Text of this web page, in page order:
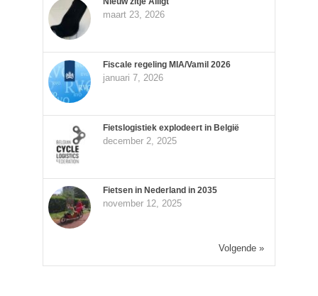
maart 23, 2026
Fiscale regeling MIA/Vamil 2026
januari 7, 2026
Fietslogistiek explodeert in België
december 2, 2025
Fietsen in Nederland in 2035
november 12, 2025
Volgende »